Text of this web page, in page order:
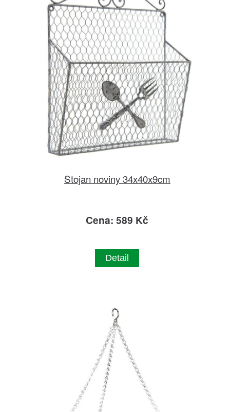
Stojan noviny 34x40x9cm
Cena: 589 Kč
Detail